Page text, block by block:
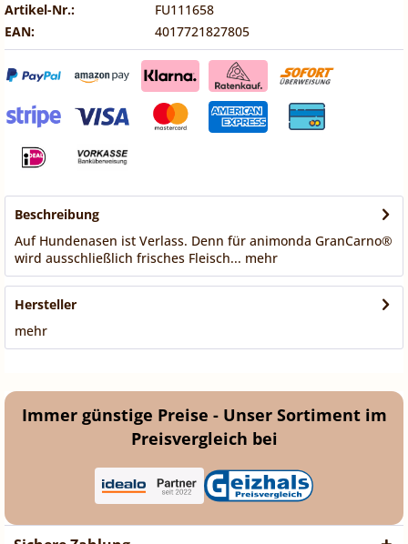
Artikel-Nr.:
FU111658
EAN:
4017721827805
Beschreibung
Auf Hundenasen ist Verlass. Denn für animonda GranCarno®
wird ausschließlich frisches Fleisch... mehr
Hersteller
mehr
Immer günstige Preise - Unser Sortiment im
Preisvergleich bei